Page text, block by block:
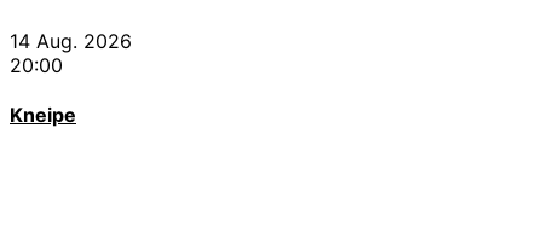
14 Aug. 2026
20:00
Kneipe